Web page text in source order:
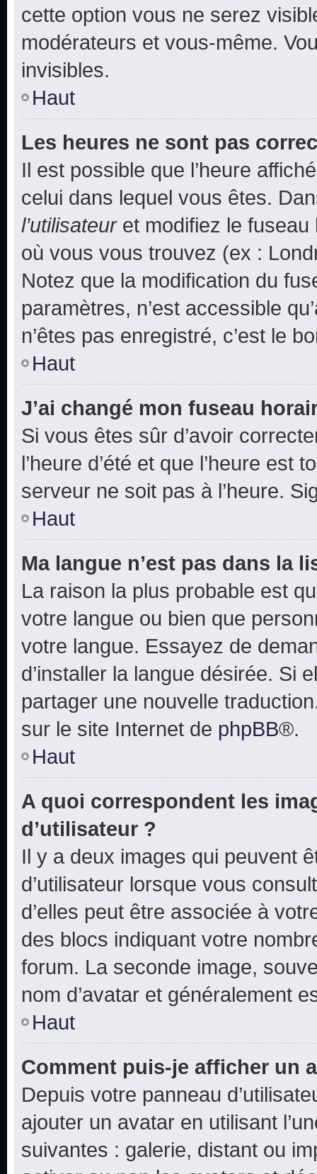
cette option vous ne serez
modérateurs et vous-même.
invisibles.
Haut
Les heures ne sont pas
Il est possible que l’heure
celui dans lequel vous êtes.
l’utilisateuret modifiez le fuseau
où vous vous trouvez (ex :
Notez que la modification du
paramètres, n’est accessible
n’êtes pas enregistré, c’est le
Haut
J’ai changé mon fuseau
Si vous êtes sûr d’avoir
l’heure d’été et que l’heure est
serveur ne soit pas à l’heure.
Haut
Ma langue n’est pas dans la
La raison la plus probable est
votre langue ou bien que
votre langue. Essayez de
d’installer la langue désirée. Si
partager une nouvelle
sur le site Internet de phpBB®.
Haut
A quoi correspondent les
d’utilisateur ?
Il y a deux images qui peuvent
d’utilisateur lorsque vous
d’elles peut être associée à
des blocs indiquant votre
forum. La seconde image,
nom d’avatar et généralement
Haut
Comment puis-je afficher un
Depuis votre panneau
ajouter un avatar en utilisant
suivantes : galerie, distant ou